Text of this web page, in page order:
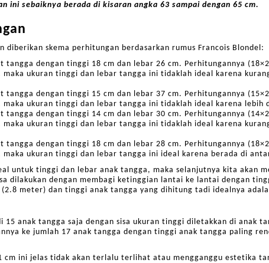
ini sebaiknya berada di kisaran angka 63 sampai dengan 65 cm.
diberikan skema perhitungan berdasarkan rumus Francois Blondel:
tangga dengan tinggi 18 cm dan lebar 26 cm. Perhitungannya
maka ukuran tinggi dan lebar tangga ini tidaklah ideal karena
tangga dengan tinggi 15 cm dan lebar 37 cm. Perhitungannya
maka ukuran tinggi dan lebar tangga ini tidaklah ideal karena lebih
tangga dengan tinggi 14 cm dan lebar 30 cm. Perhitungannya
maka ukuran tinggi dan lebar tangga ini tidaklah ideal karena
tangga dengan tinggi 18 cm dan lebar 28 cm. Perhitungannya
maka ukuran tinggi dan lebar tangga ini ideal karena berada di
untuk tinggi dan lebar anak tangga, maka selanjutnya kita akan
dilakukan dengan membagi ketinggian lantai ke lantai dengan
meter) dan tinggi anak tangga yang dihitung tadi idealnya
15 anak tangga saja dengan sisa ukuran tinggi diletakkan di anak
ke jumlah 17 anak tangga dengan tinggi anak tangga paling
cm ini jelas tidak akan terlalu terlihat atau mengganggu estetika